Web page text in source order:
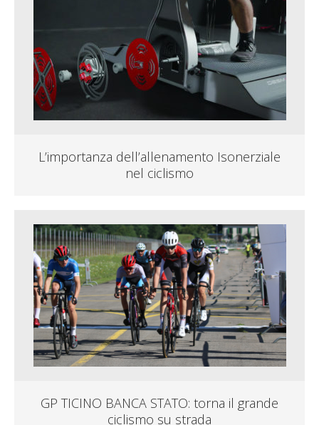
L’importanza dell’allenamento Isonerziale
nel ciclismo
GP TICINO BANCA STATO: torna il grande
ciclismo su strada